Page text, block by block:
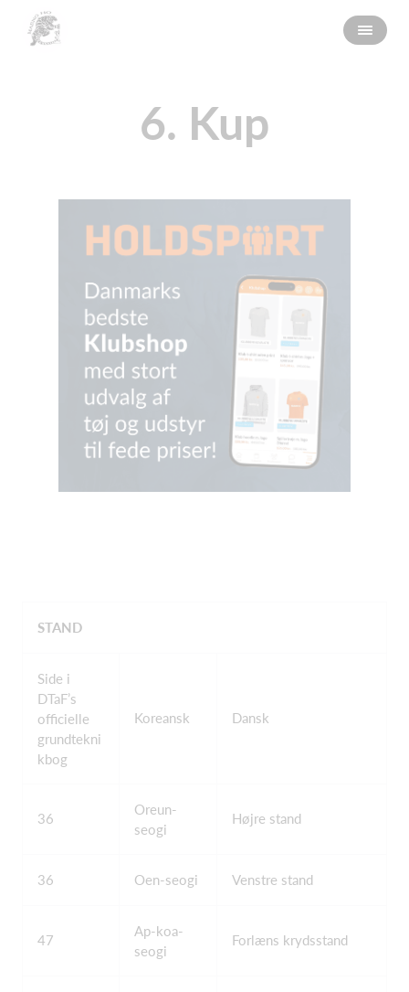
6. Kup
STAND
Side i
DTaF’s
officielle
grundtekni
kbog
Koreansk Dansk
36
Oreun-
seogi
Højre stand
36 Oen-seogi Venstre stand
47
Ap-koa-
seogi
Forlæns krydsstand